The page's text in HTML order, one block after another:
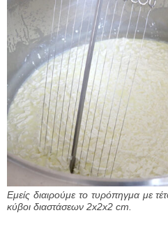
Εμείς διαιρούμε το τυρόπηγμα με
κύβοι διαστάσεων 2x2x2 cm.